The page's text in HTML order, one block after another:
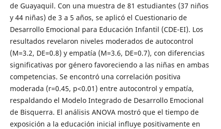
de Guayaquil. Con una muestra de 81 estudiantes (37 niños
y 44 niñas) de 3 a 5 años, se aplicó el Cuestionario de
Desarrollo Emocional para Educación Infantil (CDE-EI). Los
resultados revelaron niveles moderados de autocontrol
(M=3.2, DE=0.8) y empatía (M=3.6, DE=0.7), con diferencias
significativas por género favoreciendo a las niñas en ambas
competencias. Se encontró una correlación positiva
moderada (r=0.45, p<0.01) entre autocontrol y empatía,
respaldando el Modelo Integrado de Desarrollo Emocional
de Bisquerra. El análisis ANOVA mostró que el tiempo de
exposición a la educación inicial influye positivamente en